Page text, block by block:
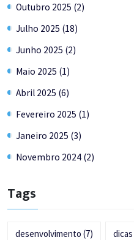
Outubro 2025 (2)
Julho 2025 (18)
Junho 2025 (2)
Maio 2025 (1)
Abril 2025 (6)
Fevereiro 2025 (1)
Janeiro 2025 (3)
Novembro 2024 (2)
Tags
desenvolvimento (7) dicas